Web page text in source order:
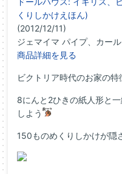
くりしかけえほん)
(2012/12/11)
ジェマイマ パイプ、カー
商品詳細を見る
ビクトリア時代のお家の特
8にんと2ひきの紙人形と
しよう
150ものめくりしかけが隠